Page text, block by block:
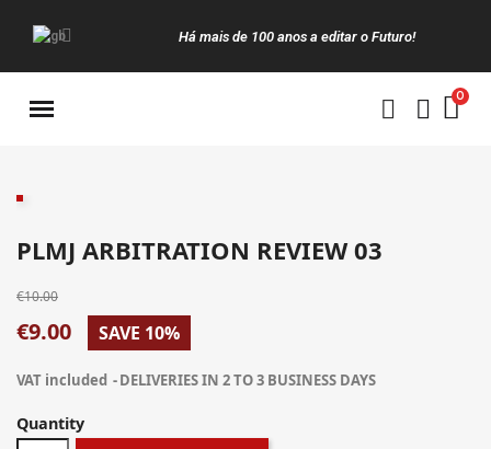
Há mais de 100 anos a editar o Futuro!
PLMJ ARBITRATION REVIEW 03
€10.00
€9.00 SAVE 10%
VAT included DELIVERIES IN 2 TO 3 BUSINESS DAYS
Quantity